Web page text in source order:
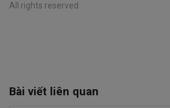
All rights reserved
Bài viết liên quan